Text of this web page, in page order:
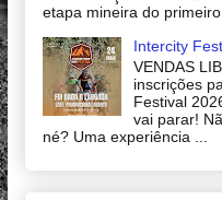
etapa mineira do primeiro
Intercity
VENDAS
inscrições
Festival
vai parar!
né? Uma experiência ...